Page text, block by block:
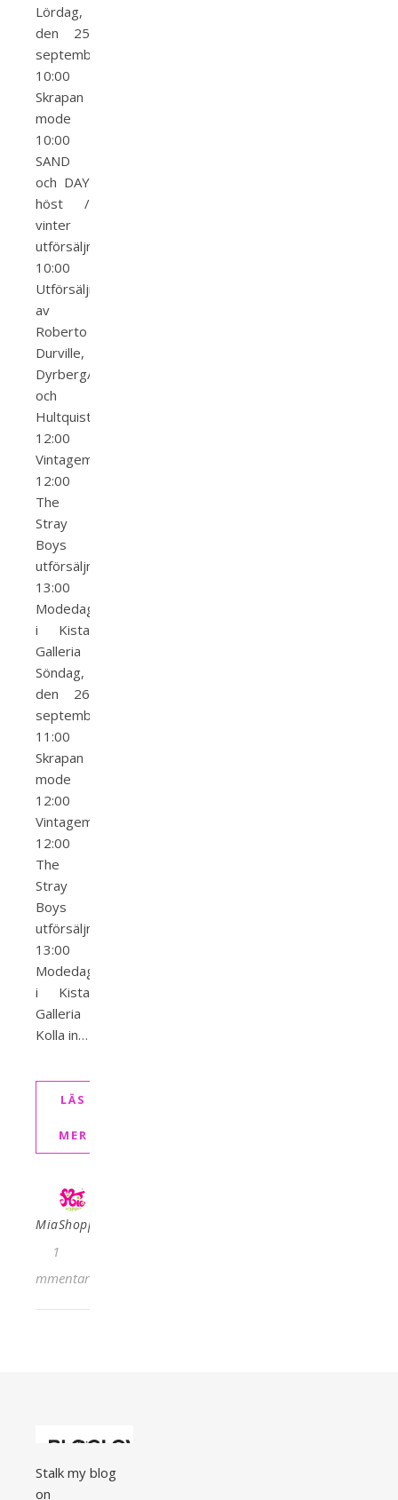
Lördag,
den 25
september
10:00
Skrapan
mode
10:00
SAND
och DAY
höst /
vinter
utförsäljning
10:00
Utförsäljning
av
Roberto
Durville,
Dyrberg/Kern
och
Hultquist
12:00
Vintagemässan
12:00
The
Stray
Boys
utförsäljning
13:00
Modedagar
i Kista
Galleria
Söndag,
den 26
september
11:00
Skrapan
mode
12:00
Vintagemässan
12:00
The
Stray
Boys
utförsäljning
13:00
Modedagar
i Kista
Galleria
Kolla in…
LÄS
MER
MiaShopping
1
kommentar
Stalk my blog
on